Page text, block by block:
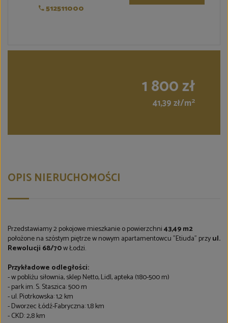
512511000
1 800 zł
41,39 zł/m2
OPIS NIERUCHOMOŚCI
Przedstawiamy 2 pokojowe mieszkanie o powierzchni43,49 m2
położone na szóstym piętrze w nowym apartamentowcu "Etiuda" przyul.
Rewolucji 68/70w Łodzi.
Przykładowe odległości:
- w pobliżu siłownia, sklep Netto, Lidl, apteka (180-500 m)
- park im. S. Staszica: 500 m
- ul. Piotrkowska: 1,2 km
- Dworzec Łódź-Fabryczna: 1,8 km
- CKD: 2,8 km